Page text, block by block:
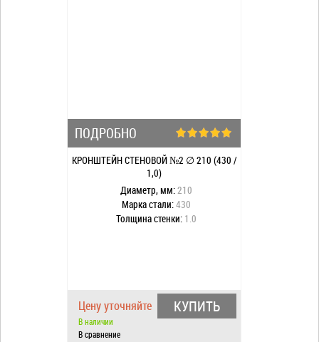
ПОДРОБНО
КРОНШТЕЙН СТЕНОВОЙ №2 ∅ 210 (430 /
1,0)
Диаметр, мм:210
Марка стали:430
Толщина стенки: 1.0
Цену уточняйте
В наличии
КУПИТЬ
В сравнение